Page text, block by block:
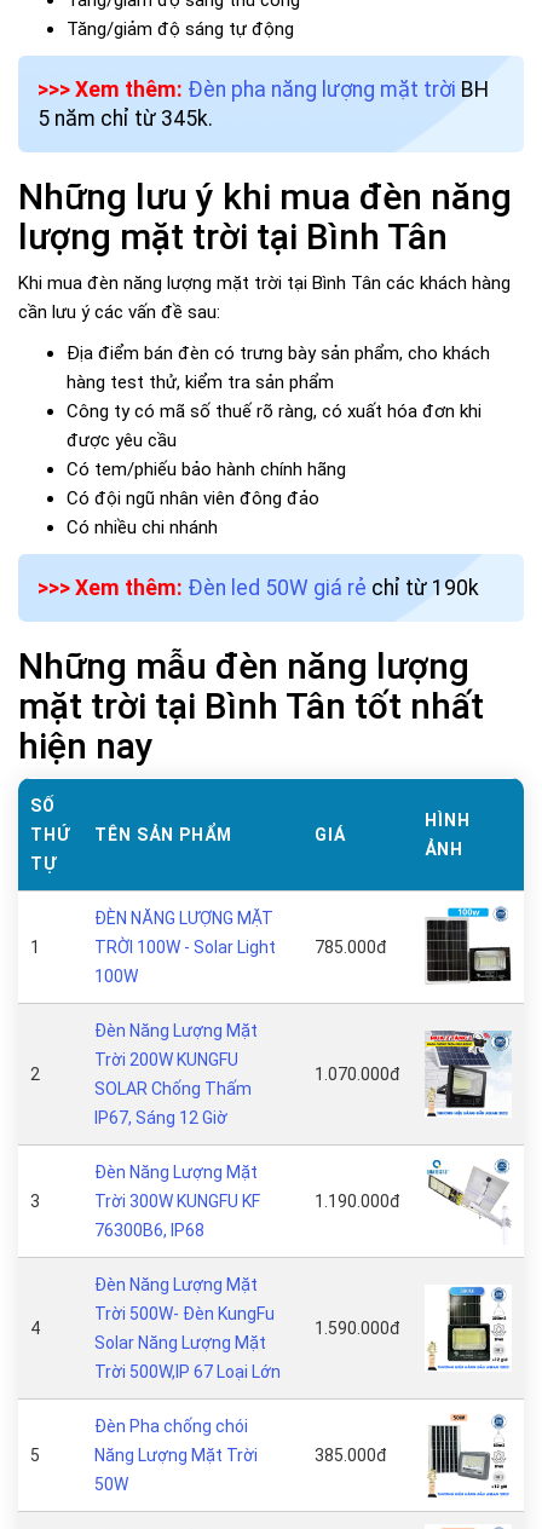
Tăng/giảm độ sáng tự động
>>> Xem thêm: Đèn pha năng lượng mặt trời BH
5 năm chỉ từ 345k.
Những lưu ý khi mua đèn năng
lượng mặt trời tại Bình Tân
Khi mua đèn năng lượng mặt trời tại Bình Tân các khách hàng
cần lưu ý các vấn đề sau:
Địa điểm bán đèn có trưng bày sản phẩm, cho khách
hàng test thử, kiểm tra sản phẩm
Công ty có mã số thuế rõ ràng, có xuất hóa đơn khi
được yêu cầu
Có tem/phiếu bảo hành chính hãng
Có đội ngũ nhân viên đông đảo
Có nhiều chi nhánh
>>> Xem thêm: Đèn led 50W giá rẻ chỉ từ 190k
Những mẫu đèn năng lượng
mặt trời tại Bình Tân tốt nhất
hiện nay
SỐ
THỨ
TỰ
TÊN SẢN PHẨM GIÁ
HÌNH
ẢNH
1
ĐÈN NĂNG LƯỢNG MẶT
TRỜI 100W - Solar Light
100W
785.000đ
2
Đèn Năng Lượng Mặt
Trời 200W KUNGFU
SOLAR Chống Thấm
IP67, Sáng 12 Giờ
1.070.000đ
3
Đèn Năng Lượng Mặt
Trời 300W KUNGFU KF
76300B6, IP68
1.190.000đ
4
Đèn Năng Lượng Mặt
Trời 500W- Đèn KungFu
Solar Năng Lượng Mặt
Trời 500W,IP 67 Loại Lớn
1.590.000đ
5
Đèn Pha chống chói
Năng Lượng Mặt Trời
50W
385.000đ